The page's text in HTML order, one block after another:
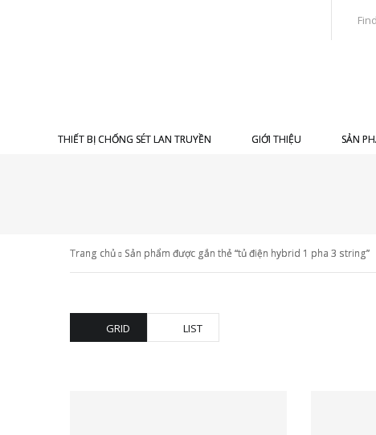
THIẾT BỊ CHỐNG SÉT LAN TRUYỀN GIỚI THIỆU SẢN
Trang chủ Sản phẩm được gắn thẻ “tủ điện hybrid 1 pha 3 string”
GRID LIST